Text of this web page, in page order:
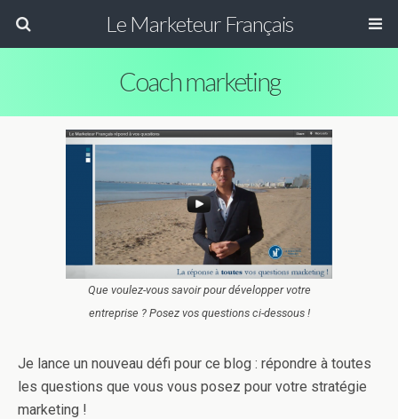
Le Marketeur Français
Coach marketing
Que voulez-vous savoir pour développer votre
entreprise ? Posez vos questions ci-dessous !
Je lance un nouveau défi pour ce blog : répondre à toutes
les questions que vous vous posez pour votre stratégie
marketing !